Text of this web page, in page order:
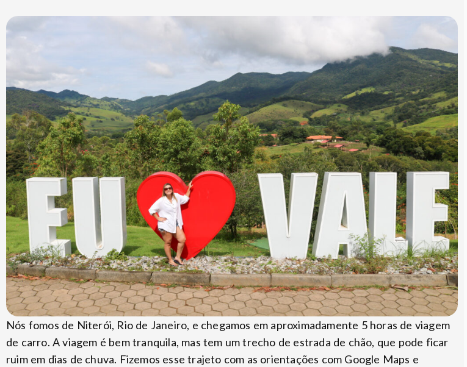
Nós fomos de Niterói, Rio de Janeiro, e chegamos em aproximadamente 5 horas de viagem
de carro. A viagem é bem tranquila, mas tem um trecho de estrada de chão, que pode ficar
ruim em dias de chuva. Fizemos esse trajeto com as orientações com Google Maps e